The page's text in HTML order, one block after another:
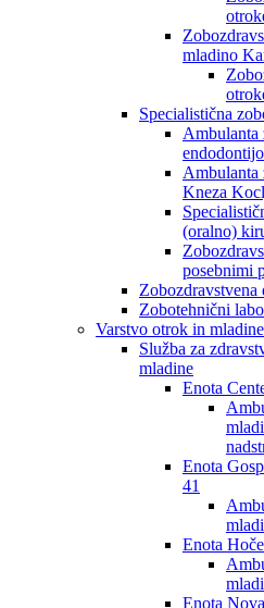
mladino
Specialistična
Ambulanta
Ambulanta
Kneza
(oralno)
posebnimi
Zobozdravstvena
Zobotehnični
Varstvo otrok in mladine
Služba za
mladine
Enota
Enota
41
Enota
Enota